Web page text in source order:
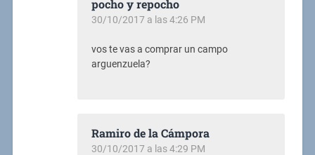
pocho y repocho
30/10/2017 a las 4:26 PM
vos te vas a comprar un campo
arguenzuela?
Ramiro de la Cámpora
30/10/2017 a las 4:29 PM